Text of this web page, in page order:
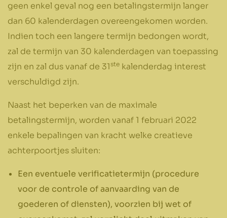
geen enkel geval nog een betalingstermijn langer
dan 60 kalenderdagen overeengekomen worden.
Indien toch een langere termijn bedongen wordt,
zal de termijn van 30 kalenderdagen van toepassing
zijn en zal dus vanaf de 31ste kalenderdag interest
verschuldigd zijn.
Naast het beperken van de maximale
betalingstermijn, worden vanaf 1 februari 2022
enkele bepalingen van kracht welke creatieve
achterpoortjes sluiten:
Een eventuele verificatietermijn (procedure
voor de controle of aanvaarding van de
goederen of diensten), voorzien bij wet of